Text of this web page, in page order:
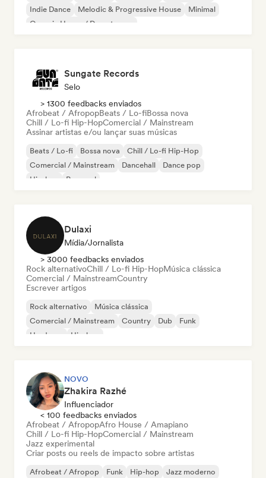
Indie Dance
Melodic & Progressive House
Minimal
Organic House / Downtempo
Sungate Records
Selo
> 1300 feedbacks enviados
Afrobeat / AfropopBeats / Lo-fiBossa nova
Chill / Lo-fi Hip-HopComercial / Mainstream
Assinar artistas e/ou lançar suas músicas
Beats / Lo-fi Bossa nova
Chill / Lo-fi Hip-Hop
Comercial / Mainstream
Dancehall
Dance pop
Hip-hop
Pop soul
Dulaxi
Mídia/Jornalista
> 3000 feedbacks enviados
Rock alternativoChill / Lo-fi Hip-HopMúsica clássica
Comercial / MainstreamCountry
Escrever artigos
Rock alternativo
Música clássica
Comercial / Mainstream
Country Dub
Funk
Hardcore
Hip-hop
NOVO
Zhakira Razhé
Influenciador
< 100 feedbacks enviados
Afrobeat / AfropopAfro House / Amapiano
Chill / Lo-fi Hip-HopComercial / Mainstream
Jazz experimental
Criar posts ou reels de impacto sobre artistas
Afrobeat / Afropop Funk Hip-hop Jazz moderno